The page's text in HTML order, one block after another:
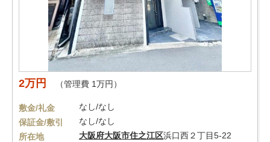
2万円 （管理費 1万円）
敷金/礼金
なし/なし
保証金/敷引
なし/なし
所在地
大阪府大阪市住之江区浜口西２丁目5-22